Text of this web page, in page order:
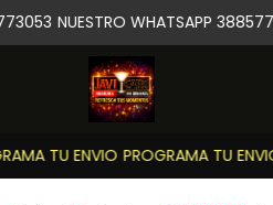
TU ENVIO PROGRAMA TU ENVIO
NUESTRO WHATSAPP